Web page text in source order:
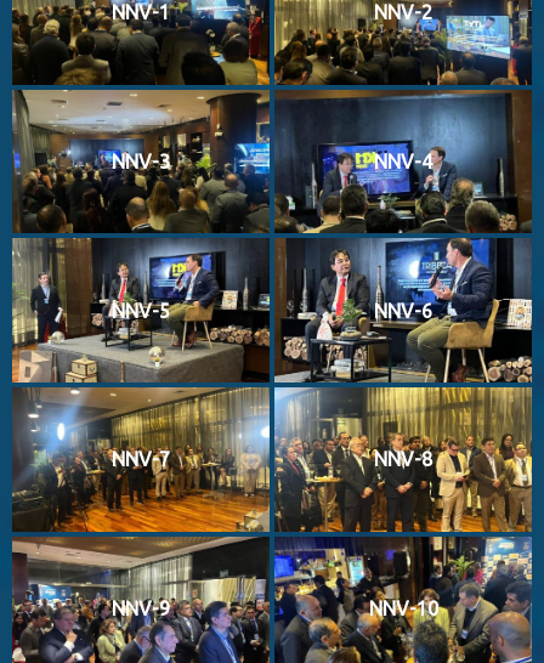
NNV-1 NNV-2
NNV-3 NNV-4
NNV-5 NNV-6
NNV-7 NNV-8
NNV-9 NNV-10